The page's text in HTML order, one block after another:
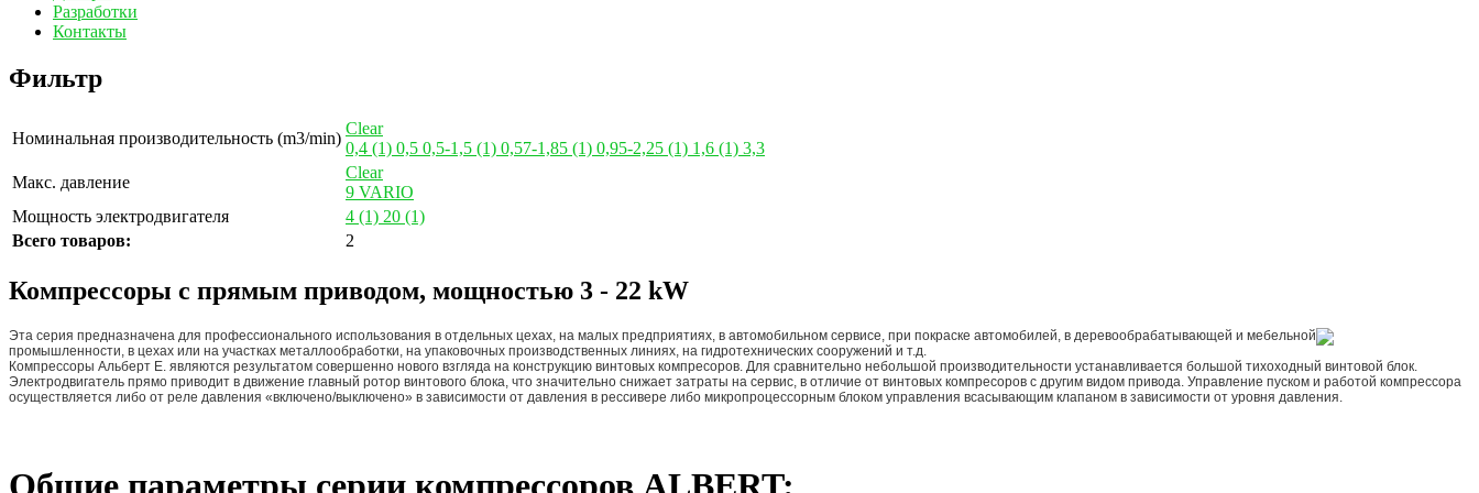
Разработки
Контакты
Фильтр
Номинальная производительность (m3/min)
Clear
0,4 (1) 0,5 0,5-1,5 (1) 0,57-1,85 (1) 0,95-2,25 (1) 1,6 (1) 3,3
Макс. давление
Clear
9 VARIO
Мощность электродвигателя
4 (1) 20 (1)
Всего товаров:
2
Компрессоры с прямым приводом, мощностью 3 - 22 kW
Эта серия предназначена для профессионального использования в отдельных цехах, на малых предприятиях, в автомобильном сервисе, при покраске автомобилей, в деревообрабатывающей и мебельной
промышленности, в цехах или на участках металлообработки, на упаковочных производственных линиях, на гидротехнических сооружений и т.д.
Компрессоры Альберт E. являются результатом совершенно нового взгляда на конструкцию винтовых компресоров. Для сравнительно небольшой производительности устанавливается большой тихоходный винтовой блок.
Электродвигатель прямо приводит в движение главный ротор винтового блока, что значительно снижает затраты на сервис, в отличие от винтовых компресоров с другим видом привода. Управление пуском и работой компрессора
осуществляется либо от реле давления «включено/выключено» в зависимости от давления в рессивере либо микропроцессорным блоком управления всасывающим клапаном в зависимости от уровня давления.